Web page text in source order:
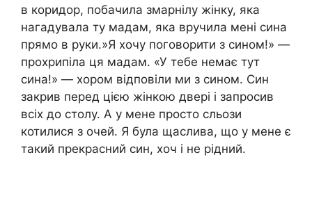
в коридор, побачила змарнілу жінку, яка
нагадувала ту мадам, яка вручила мені сина
прямо в руки.»Я хочу поговорити з сином!» —
прохрипіла ця мадам. «У тебе немає тут
сина!» — хором відповіли ми з сином. Син
закрив перед цією жінкою двері і запросив
всіх до столу. А у мене просто сльози
котилися з очей. Я була щаслива, що у мене є
такий прекрасний син, хоч і не рідний.